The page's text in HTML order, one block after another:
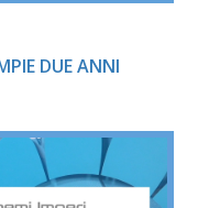
DUE ANNI